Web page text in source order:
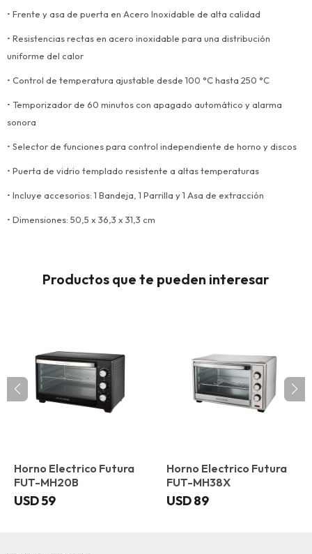
• Frente y asa de puerta en Acero Inoxidable de alta calidad
• Resistencias rectas en acero inoxidable para una distribución
uniforme del calor
• Control de temperatura ajustable desde 100 °C hasta 250 °C
• Temporizador de 60 minutos con apagado automático y alarma
sonora
• Selector de funciones para control independiente de horno y discos
• Puerta de vidrio templado resistente a altas temperaturas
• Incluye accesorios: 1 Bandeja, 1 Parrilla y 1 Asa de extracción
• Dimensiones: 50,5 x 36,3 x 31,3 cm
Productos que te pueden interesar
Horno Electrico Futura
FUT-MH20B
USD59
Horno Electrico Futura
FUT-MH38X
USD89